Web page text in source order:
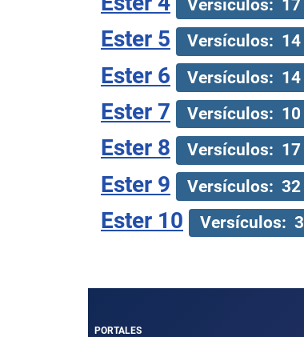
Versículos: 17
Ester 5 Versículos: 14
Ester 6 Versículos: 14
Ester 7 Versículos: 10
Ester 8 Versículos: 17
Ester 9 Versículos: 32
Ester 10 Versículos: 3
PORTALES